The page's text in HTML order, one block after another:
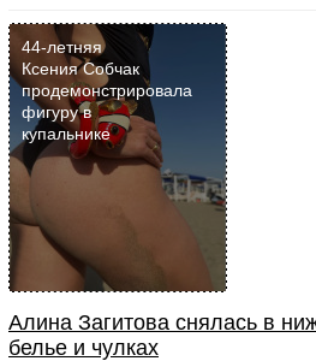
44-летняя
Ксения Собчак
продемонстрировала
фигуру в
купальнике
Алина Загитова снялась в
белье и чулках